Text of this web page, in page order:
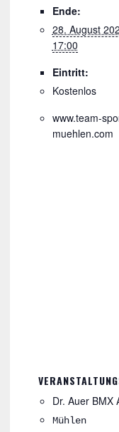
Ende:
28. August
17:00
Eintritt:
Kostenlos
www.team-
muehlen.com
Dr. Auer BMX
Mühlen